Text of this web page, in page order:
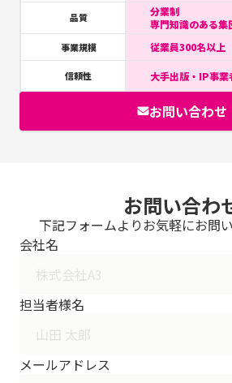
品質
分業制
専門知識のある集
事業規模 従業員300名以上
信頼性 大手出版・IP事業
お問い合わせ
お問い合わ
下記フォームよりお気軽にお問
会社名
担当者様名
メールアドレス